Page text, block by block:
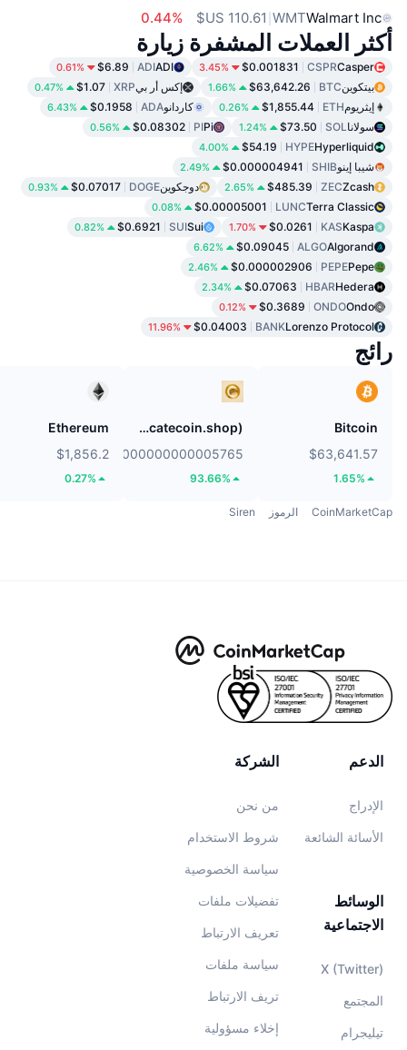
Walmart Inc
WMT
0.44%
أكثر العملات المشفرة زيارة
Casper
CSPR
$0.001831
3.45%
ADI
ADI
$6.89
0.61%
بيتكوينBTC
$63,642.26
1.66% إكس أر بيXRP
$1.07
0.47%
إيثريومETH
$1,855.44
0.26% كاردانوADA
$0.1958
6.43%
سولاناSOL
$73.50
1.24%
Pi
PI
$0.08302
0.56%
Hyperliquid
HYPE
$54.19
4.00%
شيبا إينوSHIB
$0.000004941
2.49%
Zcash
ZEC
$485.39
2.65% دوجكوينDOGE
$0.07017
0.93%
Terra Classic
LUNC
$0.00005001
0.08%
Kaspa
KAS
$0.0261
1.70%
Sui
SUI
$0.6921
0.82%
Algorand
ALGO
$0.09045
6.62%
Pepe
PEPE
$0.000002906
2.46%
Hedera
HBAR
$0.07063
2.34%
Ondo
ONDO
$0.3689
0.12%
Lorenzo Protocol
BANK
$0.04003
11.96%
رائج
Bitcoin
$63,641.57
1.65%
Catecoin (catecoin.shop)
$0.0000000000005765
93.66%
Ethereum
$1,856.2
0.27%
CoinMarketCap الرموز Siren
الشركة
من نحن
شروط الاستخدام
سياسة الخصوصية
تفضيلات ملفات
تعريف الارتباط
سياسة ملفات
تريف الارتباط
إخلاء مسؤولية
الدعم
الإدراج
الأسائة الشائعة
الوسائط
الاجتماعية
X (Twitter)
المجتمع
تيليجرام